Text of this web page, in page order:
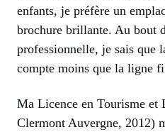
enfants, je préfère un
brochure brillante. Au bout
professionnelle, je sais que
compte moins que la ligne
Ma Licence en Tourisme et
Clermont Auvergne, 2012)